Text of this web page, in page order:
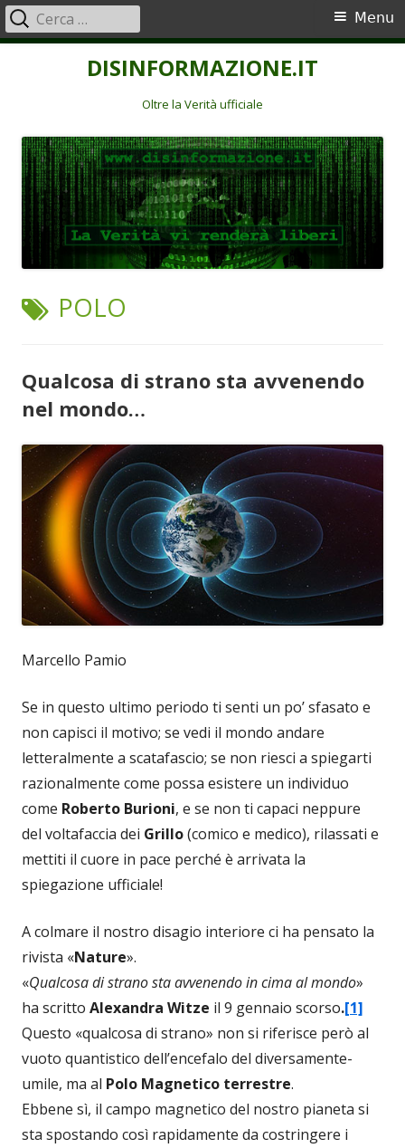
DISINFORMAZIONE.IT
Oltre la Verità ufficiale
Menu
principale
Menu
Ricerca
per:
TAG:
POLO
Qualcosa di strano sta avvenendo
nel mondo…
Marcello Pamio
Se in questo ultimo periodo ti senti un po’ sfasato e
non capisci il motivo; se vedi il mondo andare
letteralmente a scatafascio; se non riesci a spiegarti
razionalmente come possa esistere un individuo
come Roberto Burioni, e se non ti capaci neppure
del voltafaccia dei Grillo(comico e medico), rilassati e
mettiti il cuore in pace perché è arrivata la
spiegazione ufficiale!
A colmare il nostro disagio interiore ci ha pensato la
rivista «Nature».
«Qualcosa di strano sta avvenendo in cima al mondo»
ha scritto Alexandra Witze il 9 gennaio scorso.[1]
Questo «qualcosa di strano» non si riferisce però al
vuoto quantistico dell’encefalo del diversamente-
umile, ma al Polo Magnetico terrestre.
Ebbene sì, il campo magnetico del nostro pianeta si
sta spostando così rapidamente da costringere i